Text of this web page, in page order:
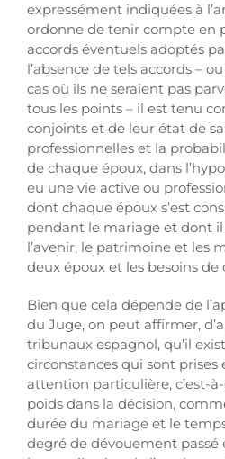
expressément indiquées à
ordonne de tenir compte en
accords éventuels adoptés
l’absence de tels accords –
cas où ils ne seraient pas
tous les points – il est tenu
conjoints et de leur état de
professionnelles et la
de chaque époux, dans
eu une vie active ou
dont chaque époux s’est
pendant le mariage et dont il
l’avenir, le patrimoine et les
deux époux et les besoins de
Bien que cela dépende de
du Juge, on peut affirmer,
tribunaux espagnol, qu’il
circonstances qui sont
attention particulière, c’est-
poids dans la décision,
durée du mariage et le
degré de dévouement